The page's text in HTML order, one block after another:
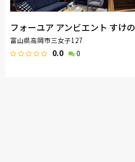
フォーユア アンビエント すけの
富山県高岡市三女子127
0.0 0